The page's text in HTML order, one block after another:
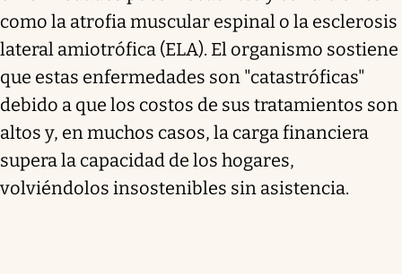
como la atrofia muscular espinal o la esclerosis
lateral amiotrófica (ELA). El organismo sostiene
que estas enfermedades son "catastróficas"
debido a que los costos de sus tratamientos son
altos y, en muchos casos, la carga financiera
supera la capacidad de los hogares,
volviéndolos insostenibles sin asistencia.